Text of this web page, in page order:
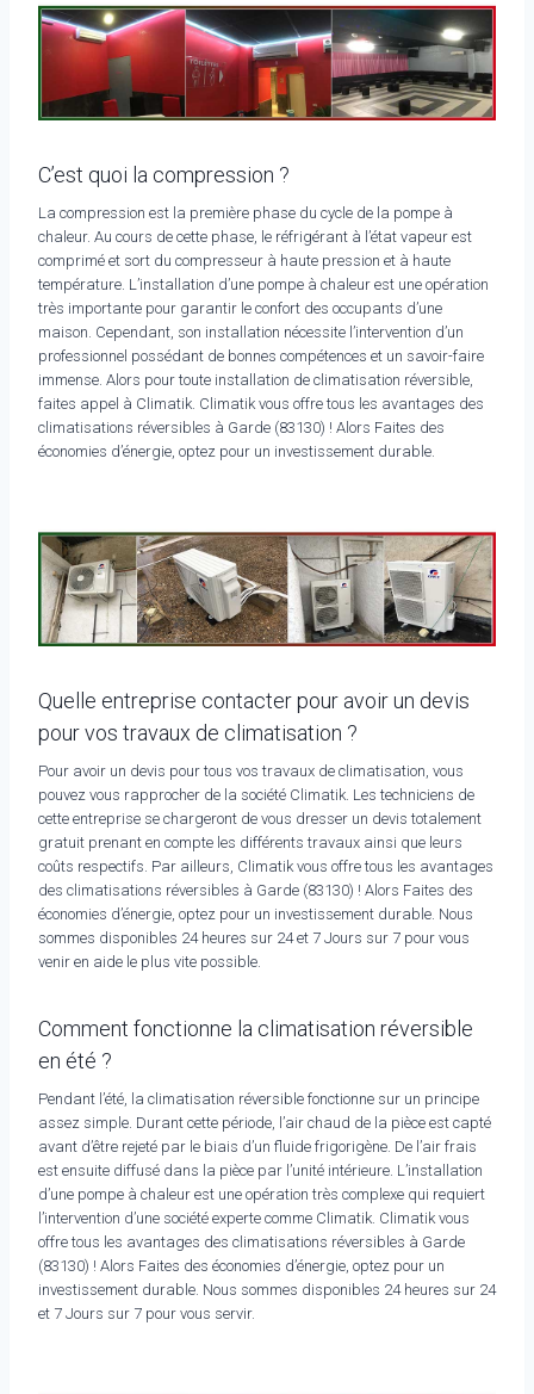
C’est quoi la compression ?
La compression est la première phase du cycle de la pompe à
chaleur. Au cours de cette phase, le réfrigérant à l’état vapeur est
comprimé et sort du compresseur à haute pression et à haute
température. L’installation d’une pompe à chaleur est une opération
très importante pour garantir le confort des occupants d’une
maison. Cependant, son installation nécessite l’intervention d’un
professionnel possédant de bonnes compétences et un savoir-faire
immense. Alors pour toute installation de climatisation réversible,
faites appel à Climatik. Climatik vous offre tous les avantages des
climatisations réversibles à Garde (83130) ! Alors Faites des
économies d’énergie, optez pour un investissement durable.
Quelle entreprise contacter pour avoir un devis
pour vos travaux de climatisation ?
Pour avoir un devis pour tous vos travaux de climatisation, vous
pouvez vous rapprocher de la société Climatik. Les techniciens de
cette entreprise se chargeront de vous dresser un devis totalement
gratuit prenant en compte les différents travaux ainsi que leurs
coûts respectifs. Par ailleurs, Climatik vous offre tous les avantages
des climatisations réversibles à Garde (83130) ! Alors Faites des
économies d’énergie, optez pour un investissement durable. Nous
sommes disponibles 24 heures sur 24 et 7 Jours sur 7 pour vous
venir en aide le plus vite possible.
Comment fonctionne la climatisation réversible
en été ?
Pendant l’été, la climatisation réversible fonctionne sur un principe
assez simple. Durant cette période, l’air chaud de la pièce est capté
avant d’être rejeté par le biais d’un fluide frigorigène. De l’air frais
est ensuite diffusé dans la pièce par l’unité intérieure. L’installation
d’une pompe à chaleur est une opération très complexe qui requiert
l’intervention d’une société experte comme Climatik. Climatik vous
offre tous les avantages des climatisations réversibles à Garde
(83130) ! Alors Faites des économies d’énergie, optez pour un
investissement durable. Nous sommes disponibles 24 heures sur 24
et 7 Jours sur 7 pour vous servir.